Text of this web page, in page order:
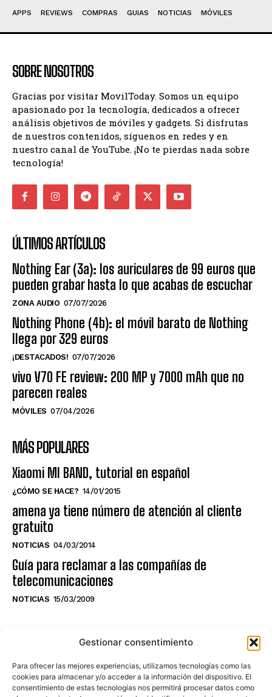
Gestionar consentimiento
Para ofrecer las mejores experiencias, utilizamos tecnologías como las
cookies para almacenar y/o acceder a la información del dispositivo. El
consentimiento de estas tecnologías nos permitirá procesar datos como
APPS REVIEWS COMPRAS GUIAS NOTICIAS MÓVILES
SOBRE NOSOTROS
Gracias por visitar MovilToday. Somos un equipo
apasionado por la tecnología, dedicados a ofrecer
análisis objetivos de móviles y gadgets. Si disfrutas
de nuestros contenidos, síguenos en redes y en
nuestro canal de YouTube. ¡No te pierdas nada sobre
tecnología!
ÚLTIMOS ARTÍCULOS
Nothing Ear (3a): los auriculares de 99 euros que
pueden grabar hasta lo que acabas de escuchar
ZONA AUDIO 07/07/2026
Nothing Phone (4b): el móvil barato de Nothing
llega por 329 euros
¡DESTACADOS! 07/07/2026
vivo V70 FE review: 200 MP y 7000 mAh que no
parecen reales
MÓVILES 07/04/2026
MÁS POPULARES
Xiaomi MI BAND, tutorial en español
¿CÓMO SE HACE? 14/01/2015
amena ya tiene número de atención al cliente
gratuito
NOTICIAS 04/03/2014
Guía para reclamar a las compañías de
telecomunicaciones
NOTICIAS 15/03/2009
NO TE PIERDAS LO ÚLTIMO DEL CANAL